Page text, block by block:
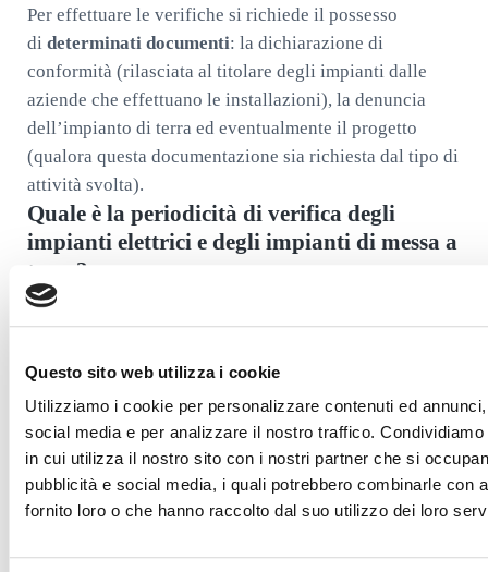
Questo sito web utilizza i cookie
Utilizziamo i cookie per personalizzare contenuti ed
social media e per analizzare il nostro traffico.
in cui utilizza il nostro sito con i nostri partner che si
pubblicità e social media, i quali potrebbero combinarle con
fornito loro o che hanno raccolto dal suo utilizzo dei loro
Per effettuare le verifiche si richiede il possesso
di determinati documenti: la dichiarazione di
conformità (rilasciata al titolare degli impianti dalle
aziende che effettuano le installazioni), la denuncia
dell’impianto di terra ed eventualmente il progetto
(qualora questa documentazione sia richiesta dal tipo di
attività svolta).
Quale è la periodicità di verifica degli
impianti elettrici e degli impianti di messa a
terra?
rischio in caso d’incendio, così come nei cantieri, negli
studi medici e neiluoghi caratterizzati da rischio di
esplosione, la periodicità è biennale. In tutti gli altri
casi la procedura di verifica va eseguita ogni cinque
anni.
Cosa si ha la messa a terra?
Qualora l’impianto di messa a terra non fosse